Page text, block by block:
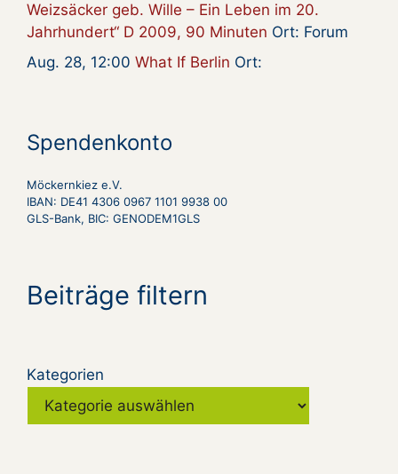
Weizsäcker geb. Wille – Ein Leben im 20.
Jahrhundert“ D 2009, 90 Minuten Ort: Forum
Aug. 28, 12:00 What If Berlin Ort:
Spendenkonto
Möckernkiez e.V.
IBAN: DE41 4306 0967 1101 9938 00
GLS-Bank, BIC: GENODEM1GLS
Beiträge filtern
Kategorien